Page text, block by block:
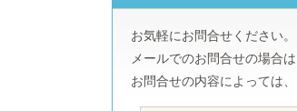
お気軽にお問合せください。
メールでのお問合せの場合
お問合せの内容によっては